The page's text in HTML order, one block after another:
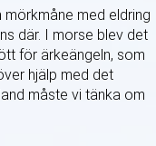
mörkmåne med eldring
där. I morse blev det
för ärkeängeln, som
hjälp med det
måste vi tänka om